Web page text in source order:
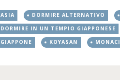
ASIA DORMIRE ALTERNATIVO
DORMIRE IN UN TEMPIO GIAPPONESE
GIAPPONE
KOYASAN MONACI